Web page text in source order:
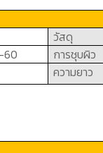
วัสดุ
60 การชุบผิว
ความยาว